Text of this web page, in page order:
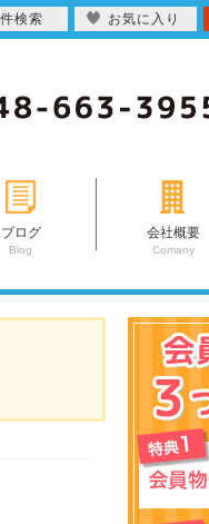
ブログ
Blog
会社概要
Comany
検索 お気に入り